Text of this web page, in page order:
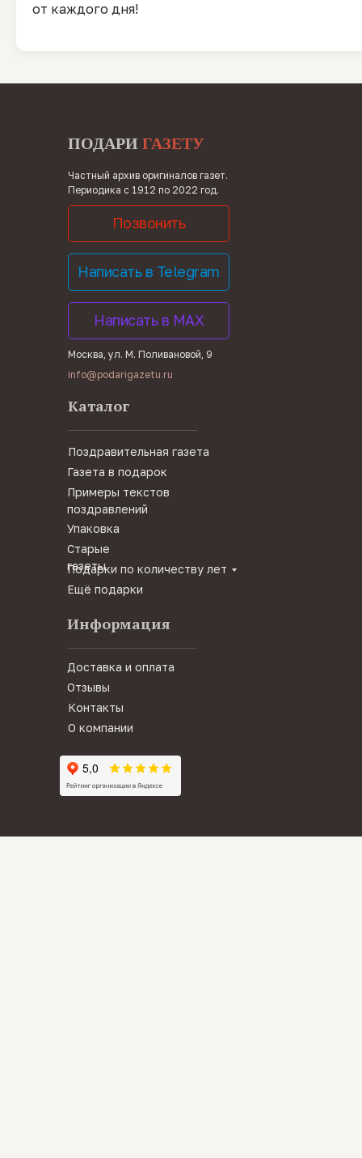
от каждого дня!
Частный архив оригиналов газет.
Периодика с 1912 по 2022 год.
Москва, ул. М. Поливановой, 9
info@podarigazetu.ru
Каталог
ПОДАРИГАЗЕТУ
Информация
Поздравительная газета
Газета в подарок
Упаковка
Примеры текстов
поздравлений
Доставка и оплата
Отзывы
Контакты
О компании
Старые
газеты
Ещё подарки
Подарки по количеству лет
Позвонить
Написать в Telegram
Написать в MAX